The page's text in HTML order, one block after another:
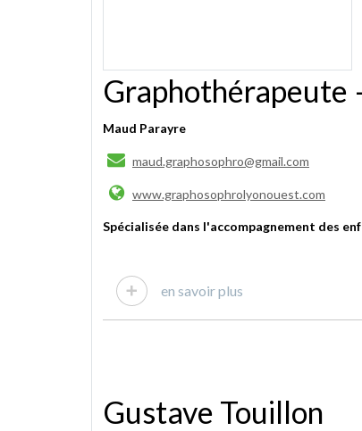
Graphothérapeute
Maud Parayre
maud.graphosophro@gmail.com
www.graphosophrolyonouest.com
Spécialisée dans l'accompagnement des
en savoir plus
Gustave Touillon